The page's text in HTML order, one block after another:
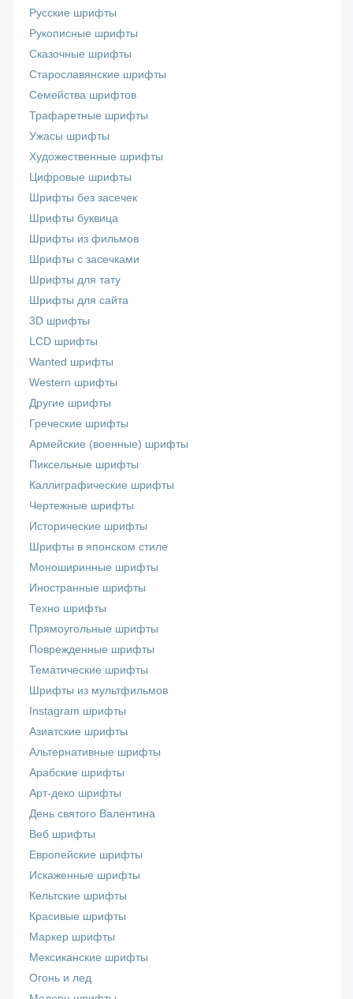
Русские шрифты
Рукописные шрифты
Сказочные шрифты
Старославянские шрифты
Семейства шрифтов
Трафаретные шрифты
Ужасы шрифты
Художественные шрифты
Цифровые шрифты
Шрифты без засечек
Шрифты буквица
Шрифты из фильмов
Шрифты с засечками
Шрифты для тату
Шрифты для сайта
3D шрифты
LCD шрифты
Wanted шрифты
Western шрифты
Другие шрифты
Греческие шрифты
Армейские (военные) шрифты
Пиксельные шрифты
Каллиграфические шрифты
Чертежные шрифты
Исторические шрифты
Шрифты в японском стиле
Моноширинные шрифты
Иностранные шрифты
Техно шрифты
Прямоугольные шрифты
Поврежденные шрифты
Тематические шрифты
Шрифты из мультфильмов
Instagram шрифты
Азиатские шрифты
Альтернативные шрифты
Арабские шрифты
Арт-деко шрифты
День святого Валентина
Веб шрифты
Европейские шрифты
Искаженные шрифты
Кельтские шрифты
Красивые шрифты
Маркер шрифты
Мексиканские шрифты
Огонь и лед